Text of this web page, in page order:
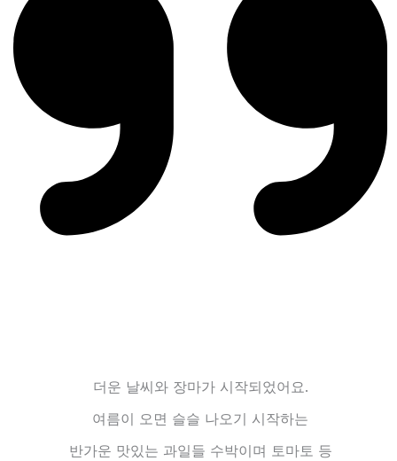
더운 날씨와 장마가 시작되었어요.
여름이 오면 슬슬 나오기 시작하는
반가운 맛있는 과일들 수박이며 토마토 등